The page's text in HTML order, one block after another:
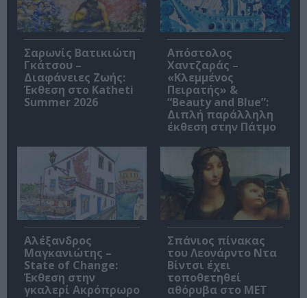
Σαρωνίς Βατικιώτη
Γκάτσου –
Διαφάνειες Ζωής:
Έκθεση στο Katheti
Summer 2026
Απόστολος
Χαντζαράς –
«Κλεμμένος
Πειρατής» &
“Beauty and Blue”:
Διπλή παράλληλη
έκθεση στην Πάτμο
Αλέξανδρος
Μαγκανιώτης –
State of Change:
Έκθεση στην
γκαλερί Ακρόπρωρο
Σπάνιος πίνακας
του Λεονάρντο Ντα
Βίντσι έχει
τοποθετηθεί
αθόρυβα στο MET